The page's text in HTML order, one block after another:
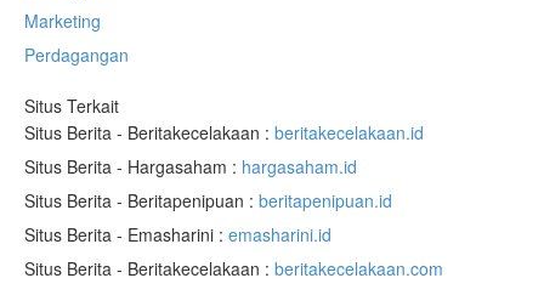
Marketing
Perdagangan
Situs Terkait
Situs Berita - Beritakecelakaan : beritakecelakaan.id
Situs Berita - Hargasaham : hargasaham.id
Situs Berita - Beritapenipuan : beritapenipuan.id
Situs Berita - Emasharini : emasharini.id
Situs Berita - Beritakecelakaan : beritakecelakaan.com